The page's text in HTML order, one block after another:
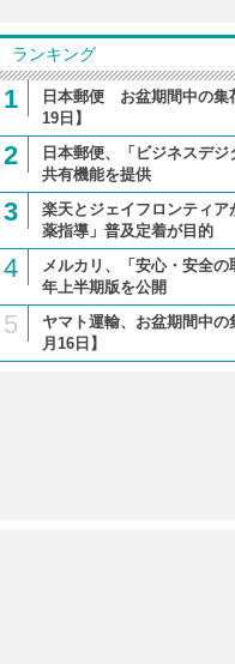
ランキング
1
日本郵便 お盆期間中の集
19日】
2
日本郵便、「ビジネスデ
共有機能を提供
3
楽天とジェイフロンティ
薬指導」普及定着が目的
4
メルカリ、「安心・安全
年上半期版を公開
5
ヤマト運輸、お盆期間中
月16日】